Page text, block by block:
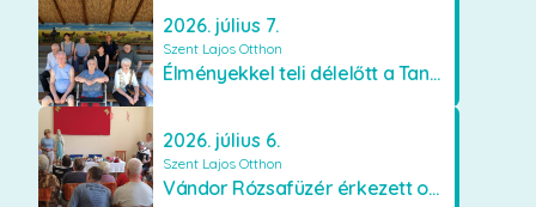
2026. július 7.
Szent Lajos Otthon
Élményekkel teli délelőtt a Tanyacsárdában
2026. július 6.
Szent Lajos Otthon
Vándor Rózsafüzér érkezett otthonunkba